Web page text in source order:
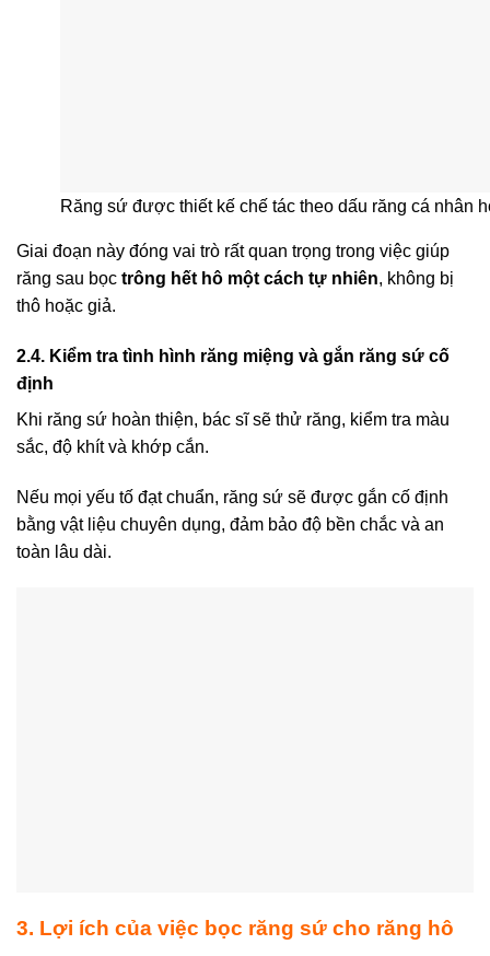
Răng sứ được thiết kế chế tác theo dấu răng cá nhân
Giai đoạn này đóng vai trò rất quan trọng trong việc giúp
răng sau bọc trông hết hô một cách tự nhiên, không bị
thô hoặc giả.
2.4. Kiểm tra tình hình răng miệng và gắn răng sứ cố
định
Khi răng sứ hoàn thiện, bác sĩ sẽ thử răng, kiểm tra màu
sắc, độ khít và khớp cắn.
Nếu mọi yếu tố đạt chuẩn, răng sứ sẽ được gắn cố định
bằng vật liệu chuyên dụng, đảm bảo độ bền chắc và an
toàn lâu dài.
3. Lợi ích của việc bọc răng sứ cho răng hô